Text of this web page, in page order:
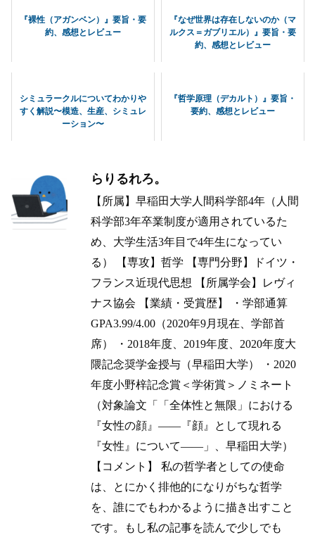
『裸性（アガンベン）』要旨・要
約、感想とレビュー
『なぜ世界は存在しないのか（マ
ルクス＝ガブリエル）』要旨・要
約、感想とレビュー
シミュラークルについてわかりや
すく解説〜模造、生産、シミュレ
ーション〜
『哲学原理（デカルト）』要旨・
要約、感想とレビュー
らりるれろ。
【所属】早稲田大学人間科学部4年（人間
科学部3年卒業制度が適用されているた
め、大学生活3年目で4年生になってい
る） 【専攻】哲学 【専門分野】ドイツ・
フランス近現代思想 【所属学会】レヴィ
ナス協会 【業績・受賞歴】 ・学部通算
GPA3.99/4.00（2020年9月現在、学部首
席） ・2018年度、2019年度、2020年度大
隈記念奨学金授与（早稲田大学） ・2020
年度小野梓記念賞＜学術賞＞ノミネート
（対象論文「「全体性と無限」における
『女性の顔』——『顔』として現れる
『女性』について——」、早稲田大学）
【コメント】 私の哲学者としての使命
は、とにかく排他的になりがちな哲学
を、誰にでもわかるように描き出すこと
です。もし私の記事を読んで少しでも